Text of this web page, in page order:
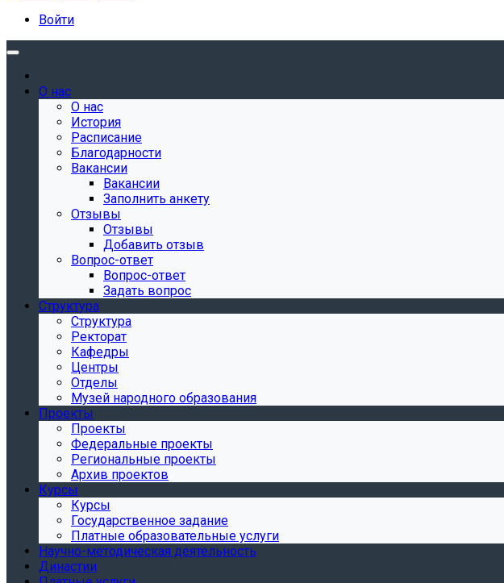
Войти
О нас
О нас
История
Расписание
Благодарности
Вакансии
Вакансии
Заполнить анкету
Отзывы
Отзывы
Добавить отзыв
Вопрос-ответ
Вопрос-ответ
Задать вопрос
Структура
Структура
Ректорат
Кафедры
Центры
Отделы
Музей народного образования
Проекты
Проекты
Федеральные проекты
Региональные проекты
Архив проектов
Курсы
Курсы
Государственное задание
Платные образовательные услуги
Научно-методическая деятельность
Династии